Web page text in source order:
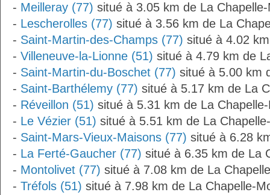
- Meilleray (77) situé à 3.05 km de La
- Lescherolles (77) situé à 3.56 km de La
- Saint-Martin-des-Champs (77) situé à 4.02
- Villeneuve-la-Lionne (51) situé à 4.79 km de
- Saint-Martin-du-Boschet (77) situé à 5.00 km
- Saint-Barthélemy (77) situé à 5.17 km de La
- Réveillon (51) situé à 5.31 km de La
- Le Vézier (51) situé à 5.51 km de La
- Saint-Mars-Vieux-Maisons (77) situé à 6.28
- La Ferté-Gaucher (77) situé à 6.35 km de La
- Montolivet (77) situé à 7.08 km de La
- Tréfols (51) situé à 7.98 km de La Chapelle-